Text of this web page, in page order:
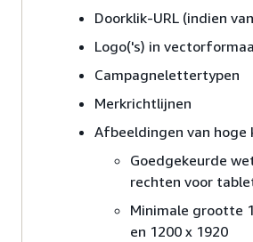
Doorklik-URL (indien
Logo('s) in
Campagnelettertypen
Merkrichtlijnen
Afbeeldingen van hoge
Goedgekeurde
rechten voor
Minimale grootte
en 1200 x 1920